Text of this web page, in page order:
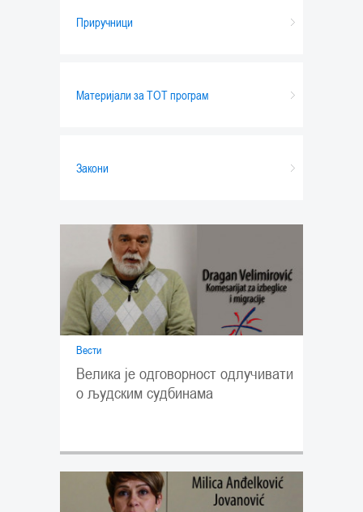
Приручници
Материјали за ТОТ програм
Закони
Вести
Велика је одговорност одлучивати
о људским судбинама